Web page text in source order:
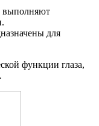
выполняют
для
функции глаза,